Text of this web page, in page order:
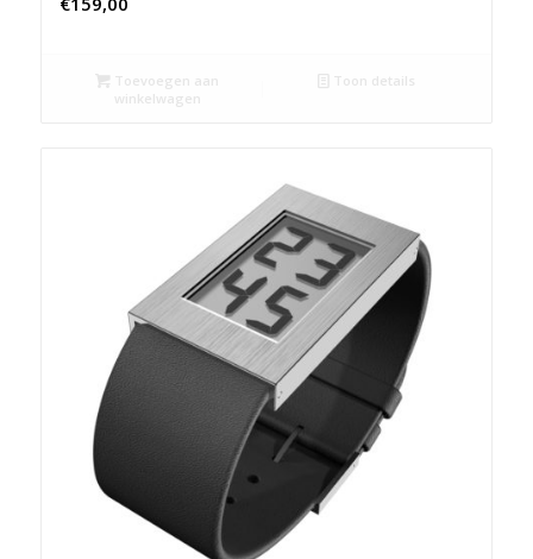
Toevoegen aan
winkelwagen
Toon details